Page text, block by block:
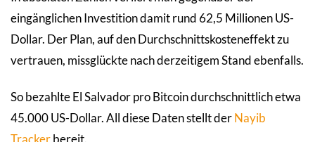
eingänglichen Investition damit rund 62,5 Millionen US-
Dollar. Der Plan, auf den Durchschnittskosteneffekt zu
vertrauen, missglückte nach derzeitigem Stand ebenfalls.
So bezahlte El Salvador pro Bitcoin durchschnittlich etwa
45.000 US-Dollar. All diese Daten stellt derNayib
Trackerbereit.